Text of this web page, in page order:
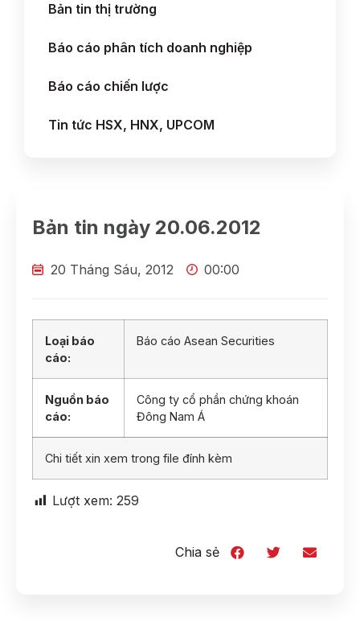
Bản tin thị trường
Báo cáo phân tích doanh nghiệp
Báo cáo chiến lược
Tin tức HSX, HNX, UPCOM
Bản tin ngày 20.06.2012
20 Tháng Sáu, 2012 00:00
Loại báo
cáo:
Báo cáo Asean Securities
Nguồn báo
cáo:
Công ty cổ phần chứng khoán
Đông Nam Á
Chi tiết xin xem trong file đính kèm
Lượt xem: 259
Chia sẻ